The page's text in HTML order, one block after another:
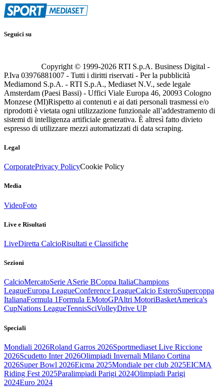
Seguici su
Copyright © 1999-2026 RTI S.p.A. Business Digital -
P.Iva 03976881007 - Tutti i diritti riservati - Per la pubblicità
Mediamond S.p.A. - RTI S.p.A., Mediaset N.V., sede legale
Amsterdam (Paesi Bassi) - Uffici Viale Europa 46, 20093 Cologno
Monzese (MI)Rispetto ai contenuti e ai dati personali trasmessi e/o
riprodotti è vietata ogni utilizzazione funzionale all’addestramento di
sistemi di intelligenza artificiale generativa. È altresì fatto divieto
espresso di utilizzare mezzi automatizzati di data scraping.
Legal
CorporatePrivacy PolicyCookie Policy
Media
VideoFoto
Live e Risultati
LiveDiretta CalcioRisultati e Classifiche
Sezioni
CalcioMercatoSerie ASerie BCoppa ItaliaChampions
LeagueEuropa LeagueConference LeagueCalcio EsteroSupercoppa
ItalianaFormula 1Formula EMotoGPAltri MotoriBasketAmerica's
CupNations LeagueTennisSciVolleyDrive UP
Speciali
Mondiali 2026Roland Garros 2026Sportmediaset Live Riccione
2026Scudetto Inter 2026Olimpiadi Invernali Milano Cortina
2026Super Bowl 2026Eicma 2025Mondiale per club 2025EICMA
Riding Fest 2025Paralimpiadi Parigi 2024Olimpiadi Parigi
2024Euro 2024